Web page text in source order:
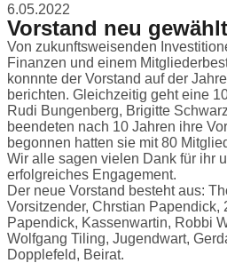
6.05.2022
Vorstand neu gewählt
Von zukunftsweisenden
Finanzen und einem
konnnte der Vorstand auf der
berichten. Gleichzeitig geht eine
Rudi Bungenberg, Brigitte
beendeten nach 10 Jahren ihre
begonnen hatten sie mit 80
Wir alle sagen vielen Dank für ihr
erfolgreiches Engagement.
Der neue Vorstand besteht aus:
Vorsitzender, Chrstian Papendick,
Papendick, Kassenwartin, Robbi
Wolfgang Tiling, Jugendwart,
Dopplefeld, Beirat.